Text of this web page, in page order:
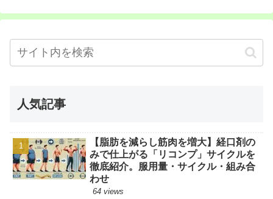
人気記事
【脂肪を減らし筋肉を増大】経口剤の
みで仕上がる「リコンプ」サイクルを
徹底紹介。服用量・サイクル・組み合
わせ
64 views